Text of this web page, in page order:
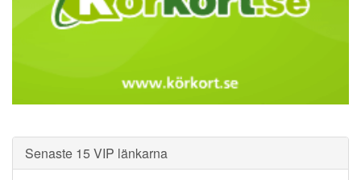
Senaste 15 VIP länkarna